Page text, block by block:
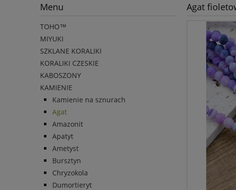
Menu
TOHO™
MIYUKI
SZKLANE KORALIKI
KORALIKI CZESKIE
KABOSZONY
KAMIENIE
Kamienie na sznurach
Agat
Amazonit
Apatyt
Ametyst
Bursztyn
Chryzokola
Dumortieryt
Agat